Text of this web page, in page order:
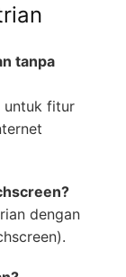
tanpa
untuk fitur
dengan